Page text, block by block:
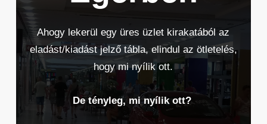
Ahogy lekerül egy üres üzlet kirakatából az
eladást/kiadást jelző tábla, elindul az ötletelés,
hogy mi nyílik ott.
De tényleg, mi nyílik ott?